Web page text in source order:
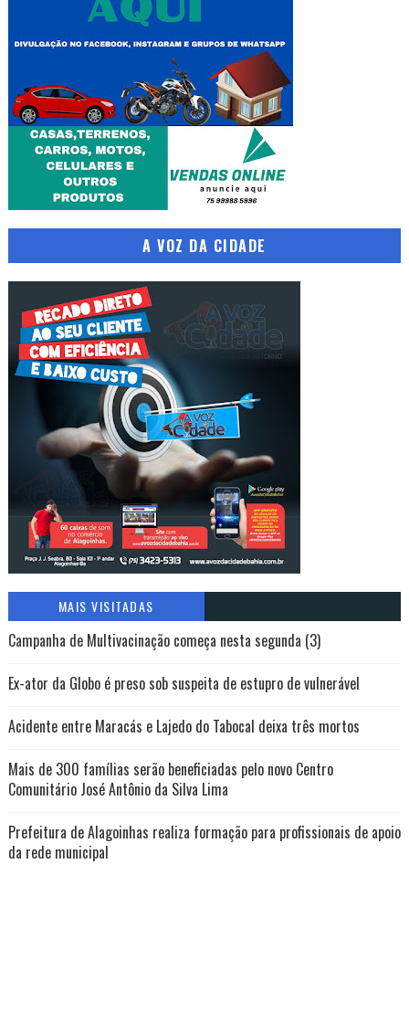
A VOZ DA CIDADE
MAIS VISITADAS
Campanha de Multivacinação começa nesta segunda (3)
Ex-ator da Globo é preso sob suspeita de estupro de vulnerável
Acidente entre Maracás e Lajedo do Tabocal deixa três mortos
Mais de 300 famílias serão beneficiadas pelo novo Centro
Comunitário José Antônio da Silva Lima
Prefeitura de Alagoinhas realiza formação para profissionais de apoio
da rede municipal